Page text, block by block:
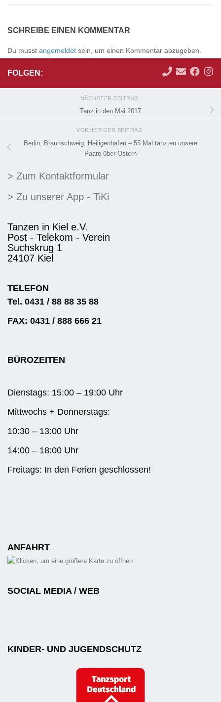
SCHREIBE EINEN KOMMENTAR
Du musst angemeldet sein, um einen Kommentar abzugeben.
FOLGEN:
NÄCHSTER BEITRAG
Tanz in den Mai 2017
VORHERIGER BEITRAG
Berlin, Braunschweig, Heiligenhafen – 55 Mal tanzten unsere
Paare über Ostern
> Zum Kontaktformular
> Zu unserer App - TiKi
Tanzen in Kiel e.V.
Post - Telekom - Verein
Suchskrug 1
24107 Kiel
TELEFON
Tel. 0431 / 88 88 35 88
FAX: 0431 / 888 666 21
BÜROZEITEN
Dienstags: 15:00 – 19:00 Uhr
Mittwochs + Donnerstags:
10:30 – 13:00 Uhr
14:00 – 18:00 Uhr
Freitags: In den Ferien geschlossen!
ANFAHRT
SOCIAL MEDIA / WEB
KINDER- UND JUGENDSCHUTZ